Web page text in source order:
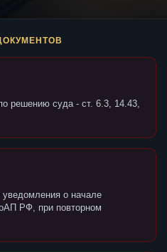
решению суда - ст. 6.3, 14.43,
о начале
РФ, при повторном